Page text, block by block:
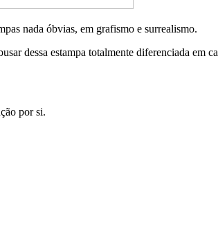
nada óbvias, em grafismo e surrealismo.
dessa estampa totalmente diferenciada em
por si.